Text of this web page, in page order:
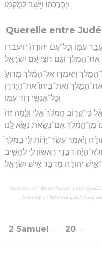
וַיְבָ֣רֲכֵ֔הוּ וַיָּ֖שָׁב לִמְקֹמֽוֹ׃
Querelle entre
עִמּ֑וֹ וְכָל־עַ֤ם יְהוּדָה֙ *ויעברו
אֶת־הַמֶּ֔לֶךְ וְגַ֕ם חֲצִ֖י עַ֥ם יִשְׂרָאֵֽל׃
וַיֹּאמְר֣וּ אֶל־הַמֶּ֡לֶךְ מַדּוּעַ֩
אֶת־הַמֶּ֤לֶךְ וְאֶת־בֵּיתוֹ֙ אֶת־הַיַּרְדֵּ֔ן
וְכָל־אַנְשֵׁ֥י דָוִ֖ד עִמּֽוֹ׃
כִּֽי־קָר֤וֹב הַמֶּ֙לֶךְ֙ אֵלַ֔י וְלָ֤מָּה זֶּה֙
מִן־הַמֶּ֔לֶךְ אִם־נִשֵּׂ֥את נִשָּׂ֖א לָֽנוּ׃
וַיֹּ֗אמֶר עֶֽשֶׂר־יָד֨וֹת לִ֣י בַמֶּלֶךְ֮
דְבָרִ֥י רִאשׁ֛וֹן לִ֖י לְהָשִׁ֣יב
יְהוּדָ֔ה מִדְּבַ֖ר אִ֥ישׁ יִשְׂרָאֵֽל׃
Hébreu : © Westminster Leningrad
Society of Biblical Literature
2 Samuel 20